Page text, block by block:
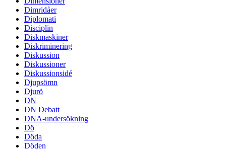
Dimridåer
Diplomati
Disciplin
Diskmaskiner
Diskriminering
Diskussion
Diskussioner
Diskussionsidé
Djupsömn
Djurö
DN
DN Debatt
DNA-undersökning
Dö
Döda
Döden